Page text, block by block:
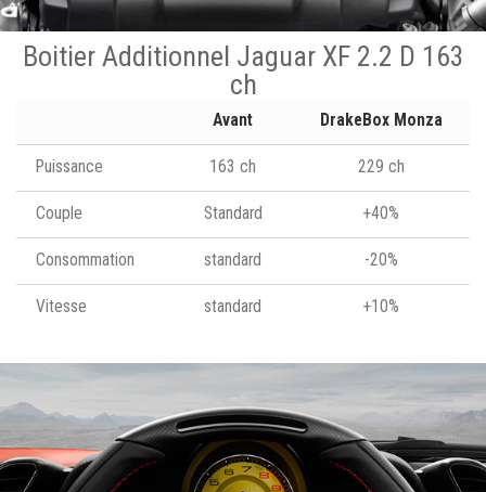
Boitier Additionnel Jaguar XF 2.2 D 163
ch
Avant DrakeBox Monza
Puissance 163 ch 229 ch
Couple Standard +40%
Consommation standard -20%
Vitesse standard +10%